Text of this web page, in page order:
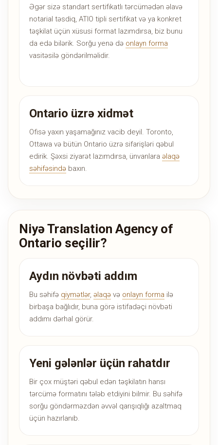
Əgər sizə standart sertifikatlı tərcümədən əlavə
notarial təsdiq, ATIO tipli sertifikat və ya konkret
təşkilat üçün xüsusi format lazımdırsa, biz bunu
da edə bilərik. Sorğu yenə də onlayn forma
vasitəsilə göndərilməlidir.
Ontario üzrə xidmət
Ofisə yaxın yaşamağınız vacib deyil. Toronto,
Ottawa və bütün Ontario üzrə sifarişləri qəbul
edirik. Şəxsi ziyarət lazımdırsa, ünvanlara əlaqə
səhifəsində baxın.
Niyə Translation Agency of
Ontario seçilir?
Aydın növbəti addım
Bu səhifə qiymətlər, əlaqə və onlayn forma ilə
birbaşa bağlıdır, buna görə istifadəçi növbəti
addımı dərhal görür.
Yeni gələnlər üçün rahatdır
Bir çox müştəri qəbul edən təşkilatın hansı
tərcümə formatını tələb etdiyini bilmir. Bu səhifə
sorğu göndərməzdən əvvəl qarışıqlığı azaltmaq
üçün hazırlanıb.